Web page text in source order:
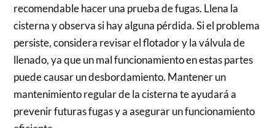
recomendable hacer una prueba de fugas. Llena la
cisterna y observa si hay alguna pérdida. Si el problema
persiste, considera revisar el flotador y la válvula de
llenado, ya que un mal funcionamiento en estas partes
puede causar un desbordamiento. Mantener un
mantenimiento regular de la cisterna te ayudará a
prevenir futuras fugas y a asegurar un funcionamiento